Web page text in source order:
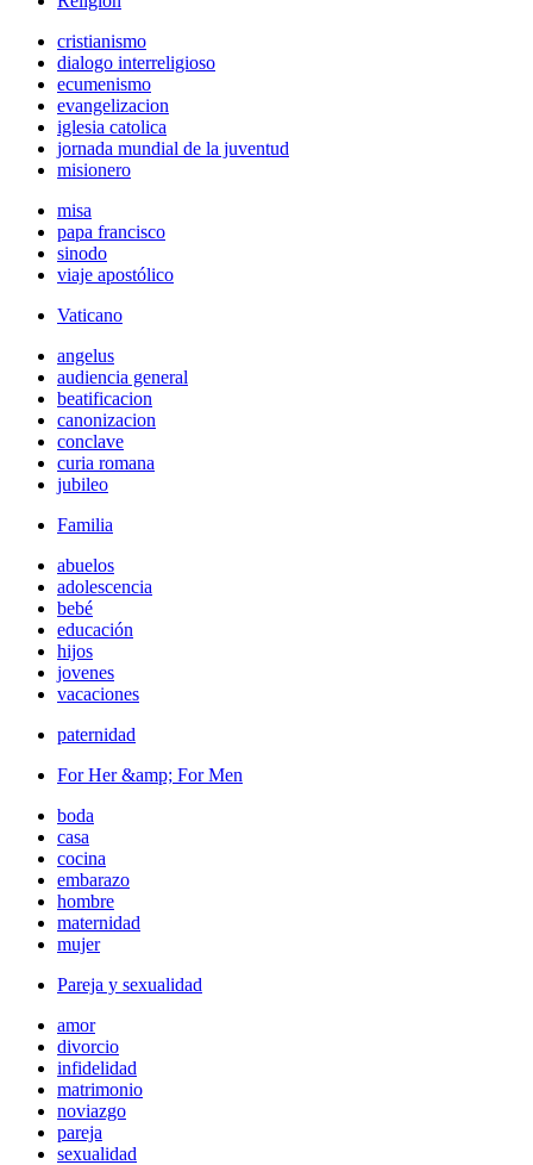
cristianismo
dialogo interreligioso
ecumenismo
evangelizacion
iglesia catolica
jornada mundial de la juventud
misionero
misa
papa francisco
sinodo
viaje apostólico
Vaticano
angelus
audiencia general
beatificacion
canonizacion
conclave
curia romana
jubileo
Familia
abuelos
adolescencia
bebé
educación
hijos
jovenes
vacaciones
paternidad
For Her &amp; For Men
boda
casa
cocina
embarazo
hombre
maternidad
mujer
Pareja y sexualidad
amor
divorcio
infidelidad
matrimonio
noviazgo
pareja
sexualidad